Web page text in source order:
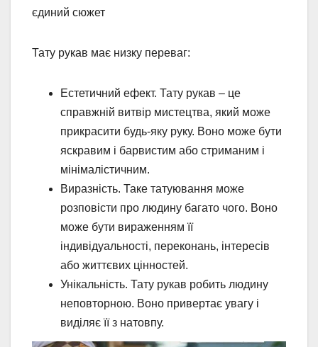
єдиний сюжет
Тату рукав має низку переваг:
Естетичний ефект. Тату рукав – це
справжній витвір мистецтва, який може
прикрасити будь-яку руку. Воно може бути
яскравим і барвистим або стриманим і
мінімалістичним.
Виразність. Таке татуювання може
розповісти про людину багато чого. Воно
може бути вираженням її
індивідуальності, переконань, інтересів
або життєвих цінностей.
Унікальність. Тату рукав робить людину
неповторною. Воно привертає увагу і
виділяє її з натовпу.